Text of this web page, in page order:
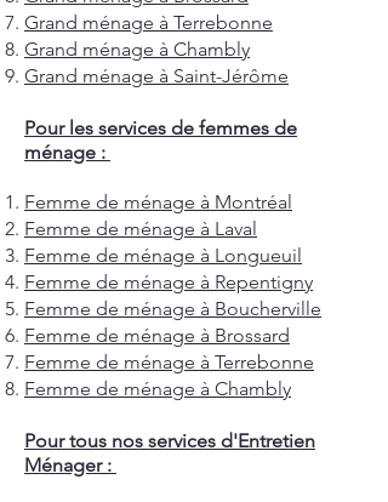
Grand ménage à Terrebonne
Grand ménage à Chambly
Grand ménage à Saint-Jérôme
Pour les services de femmes de
ménage :
Femme de ménage à Montréal
Femme de ménage à Laval
Femme de ménage à Longueuil
Femme de ménage à Repentigny
Femme de ménage à Boucherville
Femme de ménage à Brossard
Femme de ménage à Terrebonne
Femme de ménage à Chambly
Pour tous nos services d'Entretien
Ménager :